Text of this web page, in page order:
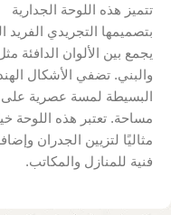
تتميز هذه اللوحة الجدارية
بتصميمها التجريدي الفريد
يجمع بين الألوان الدافئة
والبني. تضفي الأشكال
البسيطة لمسة عصرية
مساحة. تعتبر هذه اللوحة
مثاليًا لتزيين الجدران
فنية للمنازل والمكاتب.